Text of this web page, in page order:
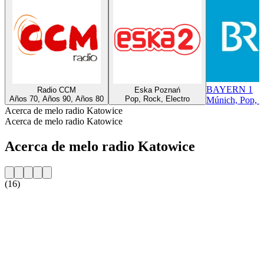
Radio CCM
Años 70, Años 90, Años 80
Eska Poznań
Pop, Rock, Electro
BAYERN 1
Múnich, Pop,
Acerca de melo radio Katowice
Acerca de melo radio Katowice
Acerca de melo radio Katowice
(16)